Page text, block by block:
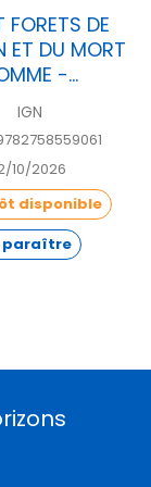
FORETS DE
ET DU MORT
-...
IGN
10/2026
disponible
paraître